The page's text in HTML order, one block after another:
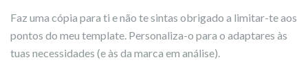
Faz uma cópia para ti e não te sintas obrigado a limitar-te aos
pontos do meu template. Personaliza-o para o adaptares às
tuas necessidades (e às da marca em análise).